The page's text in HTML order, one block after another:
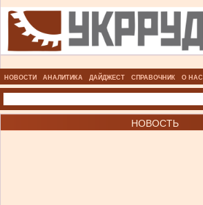
НОВОСТИ АНАЛИТИКА ДАЙДЖЕСТ СПРАВОЧНИК О НАС
НОВОСТЬ